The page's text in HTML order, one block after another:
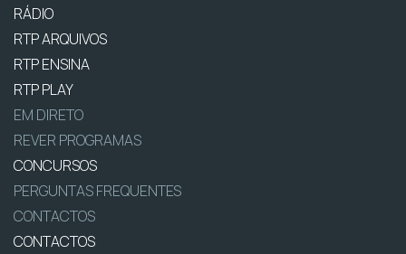
RÁDIO
RTP ARQUIVOS
RTP ENSINA
RTP PLAY
EM DIRETO
REVER PROGRAMAS
CONCURSOS
PERGUNTAS FREQUENTES
CONTACTOS
CONTACTOS